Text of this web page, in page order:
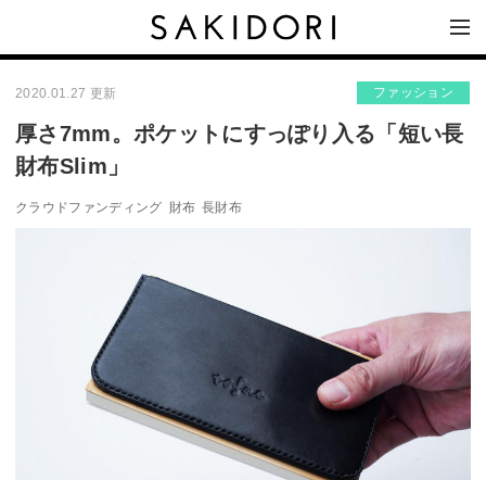
2020.01.27 更新 ファッション
厚さ7mm。ポケットにすっぽり入る「短い長
財布Slim」
クラウドファンディング 財布 長財布